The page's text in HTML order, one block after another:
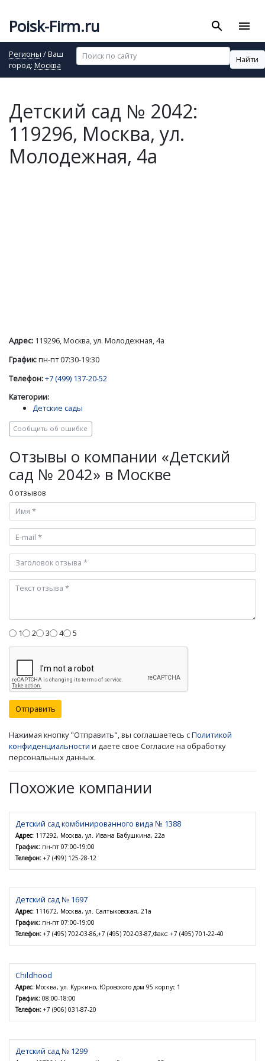
Poisk-Firm.ru search menu
Регионы / Ваш
город: Москва
Найти
Детский сад № 2042:
119296, Москва, ул.
Молодежная, 4а
Адрес: 119296, Москва, ул. Молодежная, 4а
График:пн-пт 07:30-19:30
Телефон:+7 (499) 137-20-52
Категории:
Детские сады
Сообщить об ошибке
Отзывы о компании «Детский
сад № 2042» в Москве
0 отзывов
1 2 3 4 5
Отправить
Нажимая кнопку "Отправить", вы соглашаетесь сПолитикой
конфиденциальности и даете свое Согласие на обработку
персональных данных.
Похожие компании
Детский сад комбинированного вида № 1388
Адрес: 117292, Москва, ул. Ивана Бабушкина, 22а
График: пн-пт 07:00-19:00
Телефон: +7 (499) 125-28-12
Детский сад № 1697
Адрес: 111672, Москва, ул. Салтыковская, 21а
График: пн-пт 07:00-19:00
Телефон: +7 (495) 702-03-86,+7 (495) 702-03-87,Факс: +7 (495) 701-22-40
Childhood
Адрес: Москва, ул. Куркино, Юровского дом 95 корпус 1
График: 08:00-18:00
Телефон: +7 (906) 031-87-20
Детский сад № 1299